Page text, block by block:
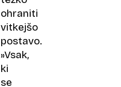
ohraniti
vitkejšo
postavo.
»Vsak,
ki
se